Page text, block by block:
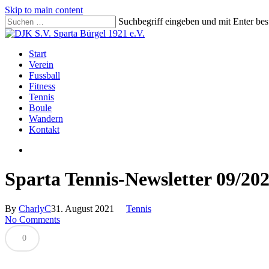
Skip to main content
Suchbegriff eingeben und mit Enter
Close
search
Menu
Start
Verein
Fussball
Fitness
Tennis
Boule
Wandern
Kontakt
Sparta Tennis-Newsletter 09/
By CharlyC31. August 2021
Tennis
No Comments
0